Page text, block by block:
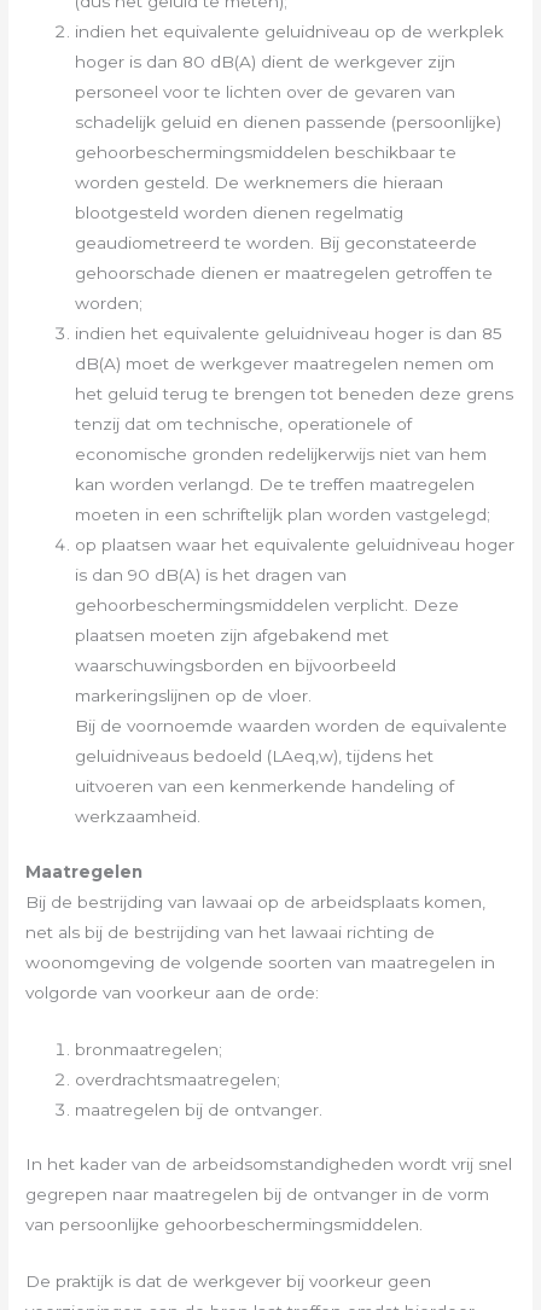
indien het equivalente geluidniveau op de werkplek
hoger is dan 80 dB(A) dient de werkgever zijn
personeel voor te lichten over de gevaren van
schadelijk geluid en dienen passende (persoonlijke)
gehoorbeschermingsmiddelen beschikbaar te
worden gesteld. De werknemers die hieraan
blootgesteld worden dienen regelmatig
geaudiometreerd te worden. Bij geconstateerde
gehoorschade dienen er maatregelen getroffen te
worden;
indien het equivalente geluidniveau hoger is dan 85
dB(A) moet de werkgever maatregelen nemen om
het geluid terug te brengen tot beneden deze grens
tenzij dat om technische, operationele of
economische gronden redelijkerwijs niet van hem
kan worden verlangd. De te treffen maatregelen
moeten in een schriftelijk plan worden vastgelegd;
op plaatsen waar het equivalente geluidniveau hoger
is dan 90 dB(A) is het dragen van
gehoorbeschermingsmiddelen verplicht. Deze
plaatsen moeten zijn afgebakend met
waarschuwingsborden en bijvoorbeeld
markeringslijnen op de vloer.
Bij de voornoemde waarden worden de equivalente
geluidniveaus bedoeld (LAeq,w), tijdens het
uitvoeren van een kenmerkende handeling of
werkzaamheid.
Maatregelen
Bij de bestrijding van lawaai op de arbeidsplaats komen,
net als bij de bestrijding van het lawaai richting de
woonomgeving de volgende soorten van maatregelen in
volgorde van voorkeur aan de orde:
bronmaatregelen;
overdrachtsmaatregelen;
maatregelen bij de ontvanger.
In het kader van de arbeidsomstandigheden wordt vrij snel
gegrepen naar maatregelen bij de ontvanger in de vorm
van persoonlijke gehoorbeschermingsmiddelen.
De praktijk is dat de werkgever bij voorkeur geen